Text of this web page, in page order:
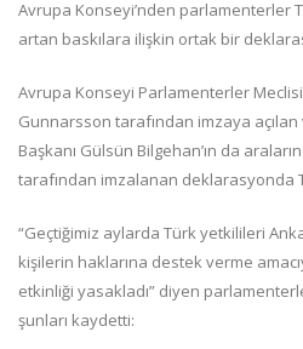
Avrupa Konseyi’nden parlamenterler
artan baskılara ilişkin ortak bir
Avrupa Konseyi Parlamenterler Meclisi
Gunnarsson tarafından imzaya açılan
Başkanı Gülsün Bilgehan’ın da
tarafından imzalanan deklarasyonda
“Geçtiğimiz aylarda Türk yetkilileri
kişilerin haklarına destek verme
etkinliği yasakladı” diyen
şunları kaydetti: